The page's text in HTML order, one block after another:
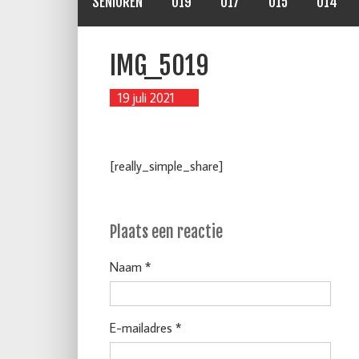
IMG_5019
19 juli 2021
[really_simple_share]
Plaats een reactie
Naam *
E-mailadres *